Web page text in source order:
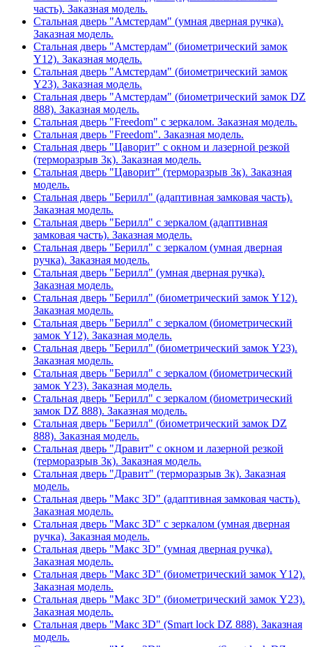
часть). Заказная модель.
Стальная дверь "Амстердам" (умная дверная ручка).
Заказная модель.
Стальная дверь "Амстердам" (биометрический замок
Y12). Заказная модель.
Стальная дверь "Амстердам" (биометрический замок
Y23). Заказная модель.
Стальная дверь "Амстердам" (биометрический замок DZ
888). Заказная модель.
Стальная дверь "Freedom" с зеркалом. Заказная модель.
Стальная дверь "Freedom". Заказная модель.
Стальная дверь "Цаворит" с окном и лазерной резкой
(терморазрыв 3к). Заказная модель.
Стальная дверь "Цаворит" (терморазрыв 3к). Заказная
модель.
Стальная дверь "Берилл" (адаптивная замковая часть).
Заказная модель.
Стальная дверь "Берилл" с зеркалом (адаптивная
замковая часть). Заказная модель.
Стальная дверь "Берилл" с зеркалом (умная дверная
ручка). Заказная модель.
Стальная дверь "Берилл" (умная дверная ручка).
Заказная модель.
Стальная дверь "Берилл" (биометрический замок Y12).
Заказная модель.
Стальная дверь "Берилл" с зеркалом (биометрический
замок Y12). Заказная модель.
Стальная дверь "Берилл" (биометрический замок Y23).
Заказная модель.
Стальная дверь "Берилл" с зеркалом (биометрический
замок Y23). Заказная модель.
Стальная дверь "Берилл" с зеркалом (биометрический
замок DZ 888). Заказная модель.
Стальная дверь "Берилл" (биометрический замок DZ
888). Заказная модель.
Стальная дверь "Дравит" с окном и лазерной резкой
(терморазрыв 3к). Заказная модель.
Стальная дверь "Дравит" (терморазрыв 3к). Заказная
модель.
Стальная дверь "Макс 3D" (адаптивная замковая часть).
Заказная модель.
Стальная дверь "Макс 3D" с зеркалом (умная дверная
ручка). Заказная модель.
Стальная дверь "Макс 3D" (умная дверная ручка).
Заказная модель.
Стальная дверь "Макс 3D" (биометрический замок Y12).
Заказная модель.
Стальная дверь "Макс 3D" (биометрический замок Y23).
Заказная модель.
Стальная дверь "Макс 3D" (Smart lock DZ 888). Заказная
модель.